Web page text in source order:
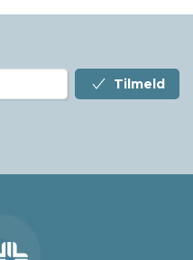
Tilmeld